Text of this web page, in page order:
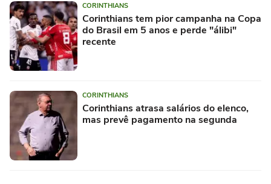
CORINTHIANS
Corinthians tem pior campanha na Copa
do Brasil em 5 anos e perde "álibi"
recente
CORINTHIANS
Corinthians atrasa salários do elenco,
mas prevê pagamento na segunda